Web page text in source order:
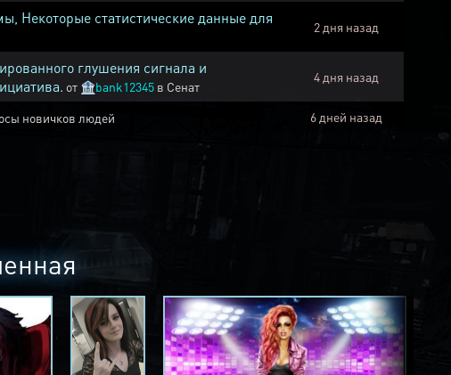
Некоторые статистические данные для
2 дня назад
глушения сигнала и
от 🏦bank12345 в Сенат
4 дня назад
новичков людей 6 дней назад